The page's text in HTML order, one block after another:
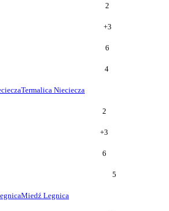
2
+3
6
4
Termalica Nieciecza
2
+3
6
5
Miedź Legnica